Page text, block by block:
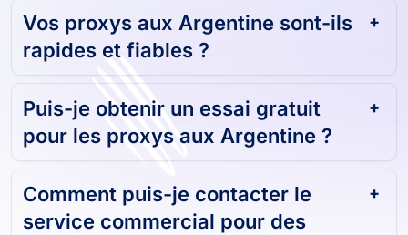
Vos proxys aux Argentine sont-ils
rapides et fiables ?
Puis-je obtenir un essai gratuit
pour les proxys aux Argentine ?
Comment puis-je contacter le
service commercial pour des